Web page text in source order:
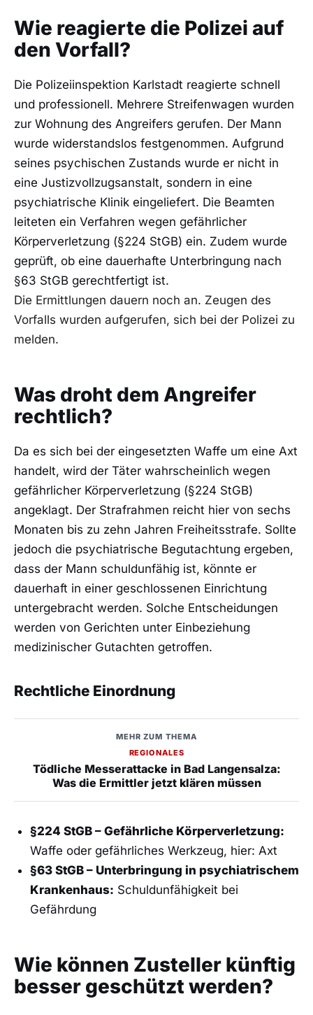
Wie reagierte die Polizei auf
den Vorfall?
Die Polizeiinspektion Karlstadt reagierte schnell
und professionell. Mehrere Streifenwagen wurden
zur Wohnung des Angreifers gerufen. Der Mann
wurde widerstandslos festgenommen. Aufgrund
seines psychischen Zustands wurde er nicht in
eine Justizvollzugsanstalt, sondern in eine
psychiatrische Klinik eingeliefert. Die Beamten
leiteten ein Verfahren wegen gefährlicher
Körperverletzung (§224 StGB) ein. Zudem wurde
geprüft, ob eine dauerhafte Unterbringung nach
§63 StGB gerechtfertigt ist.
Die Ermittlungen dauern noch an. Zeugen des
Vorfalls wurden aufgerufen, sich bei der Polizei zu
melden.
Was droht dem Angreifer
rechtlich?
Da es sich bei der eingesetzten Waffe um eine Axt
handelt, wird der Täter wahrscheinlich wegen
gefährlicher Körperverletzung (§224 StGB)
angeklagt. Der Strafrahmen reicht hier von sechs
Monaten bis zu zehn Jahren Freiheitsstrafe. Sollte
jedoch die psychiatrische Begutachtung ergeben,
dass der Mann schuldunfähig ist, könnte er
dauerhaft in einer geschlossenen Einrichtung
untergebracht werden. Solche Entscheidungen
werden von Gerichten unter Einbeziehung
medizinischer Gutachten getroffen.
Rechtliche Einordnung
MEHR ZUM THEMA
REGIONALES
Tödliche Messerattacke in Bad Langensalza:
Was die Ermittler jetzt klären müssen
§224 StGB – Gefährliche Körperverletzung:
Waffe oder gefährliches Werkzeug, hier: Axt
§63 StGB – Unterbringung in psychiatrischem
Krankenhaus: Schuldunfähigkeit bei
Gefährdung
Wie können Zusteller künftig
besser geschützt werden?